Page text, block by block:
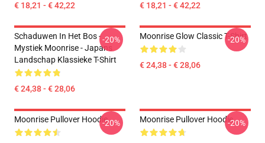
€ 18,21 - € 42,22 € 18,21 - € 42,22
Schaduwen In Het Bos -
Mystiek Moonrise - Japans
Landschap Klassieke T-Shirt
€ 24,38 - € 28,06
-20% Moonrise Glow Classic T-Shirt
€ 24,38 - € 28,06
-20%
Moonrise Pullover Hoodie-20% Moonrise Pullover Hoodie-20%